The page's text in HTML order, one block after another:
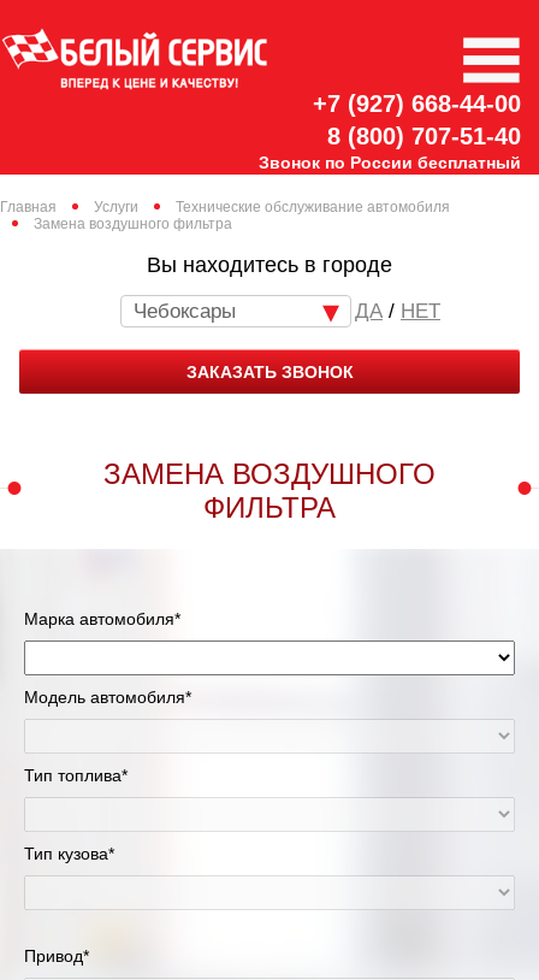
+7 (927) 668-44-00
8 (800) 707-51-40
Звонок по России бесплатный
Главная Услуги
Технические обслуживание автомобиля
Замена воздушного фильтра
Вы находитесь в городе
Чебоксары / НЕТ
ЗАКАЗАТЬ ЗВОНОК
ЗАМЕНА ВОЗДУШНОГО
ФИЛЬТРА
Марка автомобиля*
Модель автомобиля*
Тип топлива*
Тип кузова*
Привод*